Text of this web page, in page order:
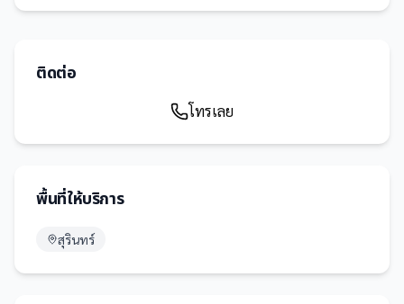
ติดต่อ
โทรเลย
พื้นที่ให้บริการ
สุรินทร์